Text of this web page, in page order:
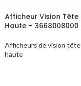
Afficheur Vision Tête
Haute – 3668008000
Afficheurs de vision tête
haute